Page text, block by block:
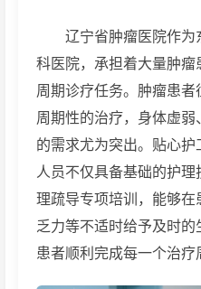
辽宁省肿瘤医院作为
科医院，承担着大量肿
周期诊疗任务。肿瘤患
周期性的治疗，身体虚
的需求尤为突出。贴心
人员不仅具备基础的护
理疏导专项培训，能够在
乏力等不适时给予及时
患者顺利完成每一个治疗